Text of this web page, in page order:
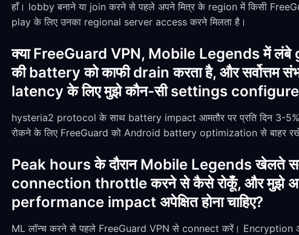
हाँ। lobby बनाने या join करने से पहले अपने मित्र के region में किसी
play के लिए उनका regional server access करने मिलता है।
क्या FreeGuard VPN, Mobile Legends में लंबे
की battery को काफी drain करता है, और
latency के लिए मुझे कौन-सी settings configure
hysteria2 protocol के साथ battery impact आमतौर पर प्रति दिन 3-5%
रोकने के लिए FreeGuard को Android battery optimization से बाहर
Peak hours के दौरान Mobile Legends खेलते
connection throttle करने से कैसे रोकूँ, और मुझे
performance impact अपेक्षित होना चाहिए?
ML लॉन्च करने से पहले FreeGuard VPN से connect करें। Encryption